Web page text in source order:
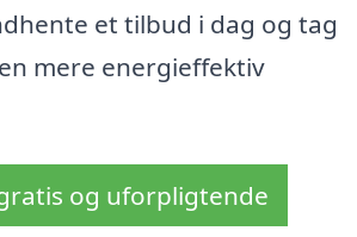
et tilbud i dag og tag
mere energieffektiv
og uforpligtende